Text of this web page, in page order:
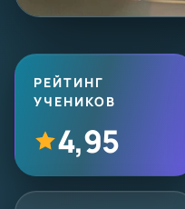
РЕЙТИНГ
УЧЕНИКОВ
4,95